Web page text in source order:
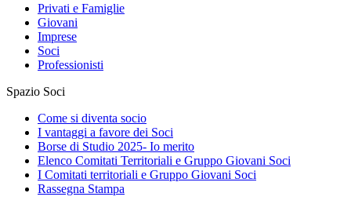
Privati e Famiglie
Giovani
Imprese
Soci
Professionisti
Spazio Soci
Come si diventa socio
I vantaggi a favore dei Soci
Borse di Studio 2025- Io merito
Elenco Comitati Territoriali e Gruppo Giovani Soci
I Comitati territoriali e Gruppo Giovani Soci
Rassegna Stampa